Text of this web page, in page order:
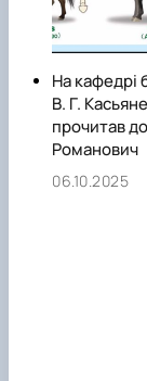
На кафедрі
В. Г.
прочитав
Романович
06.10.2025